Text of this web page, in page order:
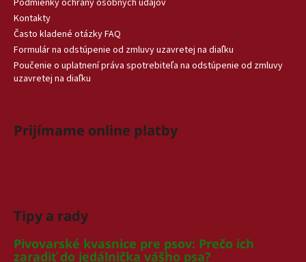
Kontakty
Často kladené otázky FAQ
Formulár na odstúpenie od zmluvy uzavretej na diaľku
Poučenie o uplatnení práva spotrebiteľa na odstúpenie od zmluvy
uzavretej na diaľku
Prijímame online platby
Tipy a rady
Pivovarské kvasnice pre psov: Prečo ich
zaradiť do jedálnička vášho psa?